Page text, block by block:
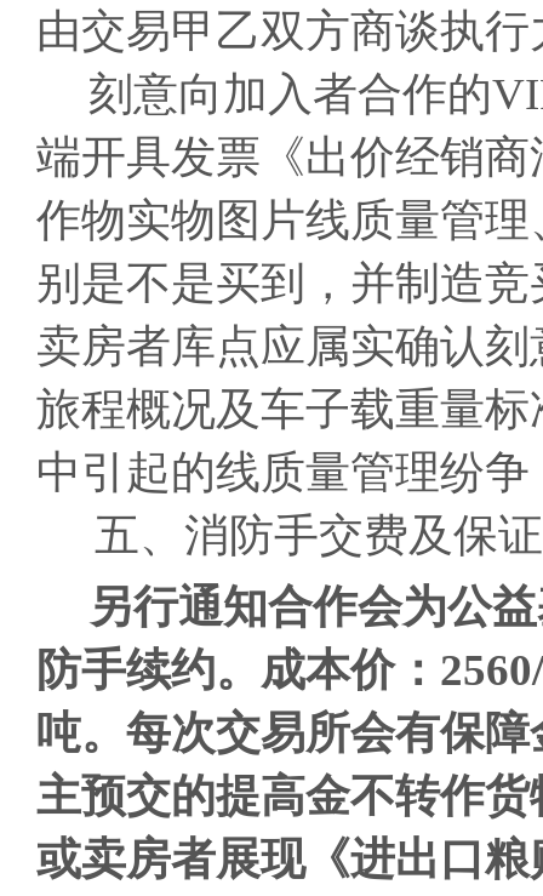
由交易甲乙双方商谈执行
刻意向加入者合作的
端开具发票《出价经销
作物实物图片线质量管
别是不是买到，并制造
卖房者库点应属实确认
旅程概况及车子载重量
中引起的线质量管理纷
五、消防手交费及保
另行通知合作会为公
防手续约。成本价：
吨。 每次交易所会有保
主预交的提高金不转作
或卖房者展现《进出口